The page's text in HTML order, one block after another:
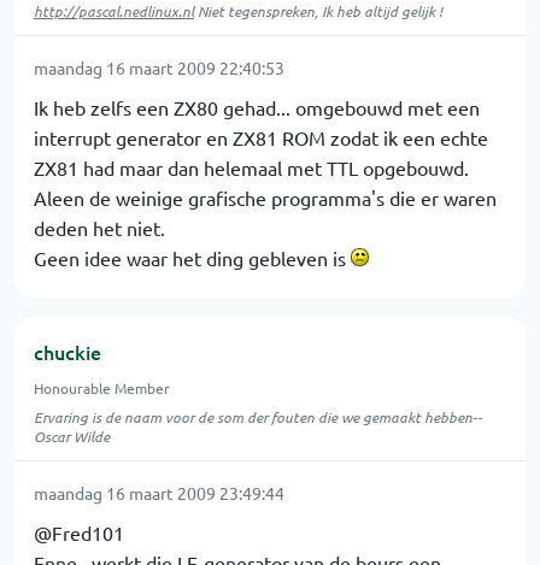
http://pascal.nedlinux.nlNiet tegenspreken, Ik heb altijd gelijk !
maandag 16 maart 2009 22:40:53
Ik heb zelfs een ZX80 gehad... omgebouwd met een
interrupt generator en ZX81 ROM zodat ik een echte
ZX81 had maar dan helemaal met TTL opgebouwd.
Aleen de weinige grafische programma's die er waren
deden het niet.
Geen idee waar het ding gebleven is
chuckie
Honourable Member
Ervaring is de naam voor de som der fouten die we gemaakt hebben--
Oscar Wilde
maandag 16 maart 2009 23:49:44
@Fred101